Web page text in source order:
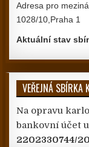
Adresa pro
1028/10,Praha 1
Aktuální stav
VEŘEJNÁ SBÍRKA
Na opravu
bankovní účet
2202330744/